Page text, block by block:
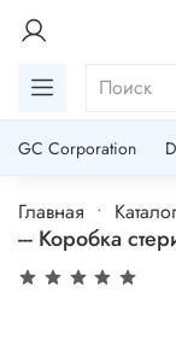
GC Corporation
Главная Каталог
--- Коробка